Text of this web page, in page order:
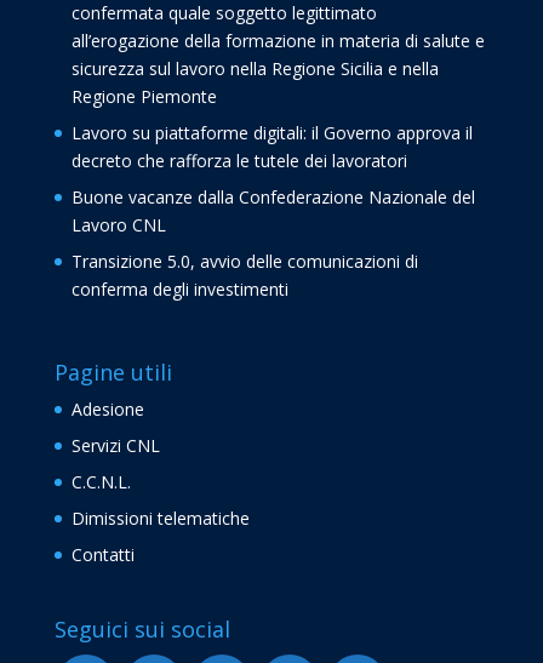
confermata quale soggetto legittimato
all’erogazione della formazione in materia di salute e
sicurezza sul lavoro nella Regione Sicilia e nella
Regione Piemonte
Lavoro su piattaforme digitali: il Governo approva il
decreto che rafforza le tutele dei lavoratori
Buone vacanze dalla Confederazione Nazionale del
Lavoro CNL
Transizione 5.0, avvio delle comunicazioni di
conferma degli investimenti
Pagine utili
Adesione
Servizi CNL
C.C.N.L.
Dimissioni telematiche
Contatti
Seguici sui social